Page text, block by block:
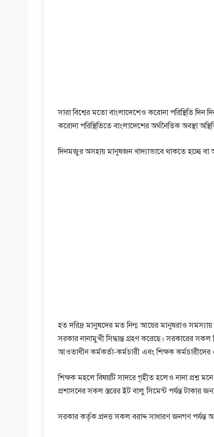
সারা বিশ্বের মতো বাংলাদেশেও করোনা পরিস্থিতি দিন
করোনা পরিস্থিতিতে বাংলাদেশের অর্থনৈতিক অবস্থা
দিনমজুর অসহায় মানুষজন খাদ্যাভাবে থাকতে হচ্ছে বা
হত দরিদ্র মানুষদের মত নিন্ম আয়ের মানুষরাও
সরকার নানামুখী সিদ্ধান্ত গ্রহণ করেছে। সরকারের সকল
আওতাধীন কর্মকর্তা-কর্মচারী এবং শিক্ষক
শিক্ষক মহলে বিষয়টি সাদরে গৃহীত হলেও নানা প্রশ্ন
প্রশাসনের সকল স্তরের ইট বালু সিমেন্ট পর্যন্ত টাকার
সরকার কর্তৃক প্রদত্ত সকল বরাদ্দ সাধারণ জনগণ